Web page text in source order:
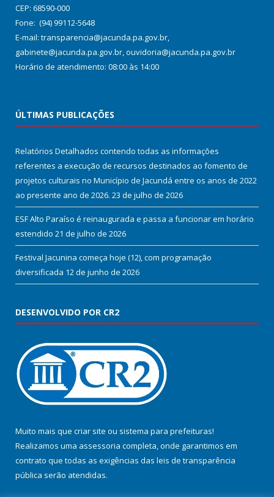
CEP: 68590-000
Fone: (94) 99112-5648
E-mail: transparencia@jacunda.pa.gov.br,
gabinete@jacunda.pa.gov.br, ouvidoria@jacunda.pa.gov.br
Horário de atendimento: 08:00 às 14:00
ÚLTIMAS PUBLICAÇÕES
Relatórios Detalhados contendo todas as informações
referentes a execução de recursos destinados ao fomento de
projetos culturais no Município de Jacundá entre os anos de 2022
ao presente ano de 2026. 23 de julho de 2026
ESF Alto Paraíso é reinaugurada e passa a funcionar em horário
estendido 21 de julho de 2026
Festival Jacunina começa hoje (12), com programação
diversificada 12 de junho de 2026
DESENVOLVIDO POR CR2
Muito mais que criar site ou sistema para prefeituras!
Realizamos uma assessoria completa, onde garantimos em
contrato que todas as exigências das leis de transparência
pública serão atendidas.